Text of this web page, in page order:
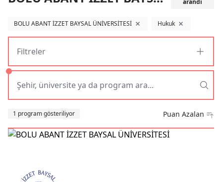
arandı
BOLU ABANT İZZET BAYSAL ÜNİVERSİTESİ filtreyi kaldır
Hukuk filtreyi kaldır
Filtreler
1 program gösteriliyor Puan Azalan